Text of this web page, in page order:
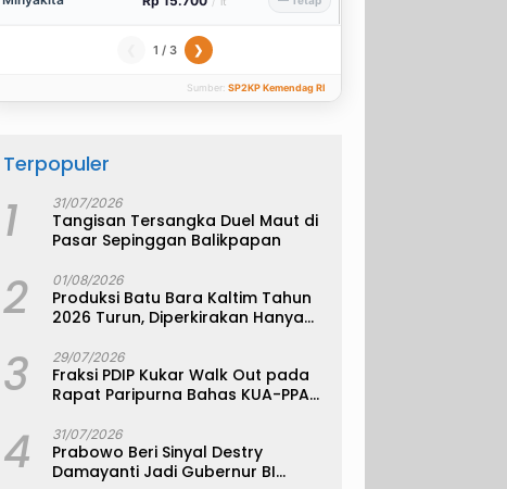
1 / 3 ❯
Sumber: SP2KP Kemendag RI
Terpopuler
1 31/07/2026
Tangisan Tersangka Duel Maut di
Pasar Sepinggan Balikpapan
2 01/08/2026
Produksi Batu Bara Kaltim Tahun
2026 Turun, Diperkirakan Hanya
3 29/07/2026
Fraksi PDIP Kukar Walk Out pada
Rapat Paripurna Bahas KUA-PPAS
4 31/07/2026
Prabowo Beri Sinyal Destry
Damayanti Jadi Gubernur BI